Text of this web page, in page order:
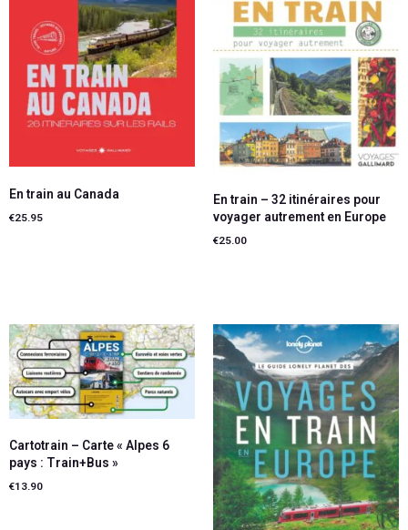
En train au Canada
€25.95
En train – 32 itinéraires pour
voyager autrement en Europe
€25.00
Cartotrain – Carte « Alpes 6
pays : Train+Bus »
€13.90